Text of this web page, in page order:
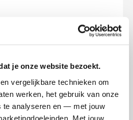
je onze website bezoekt.
vergelijkbare technieken om
werken, het gebruik van onze
te analyseren en — met jouw
Met jouw
Doneer nu